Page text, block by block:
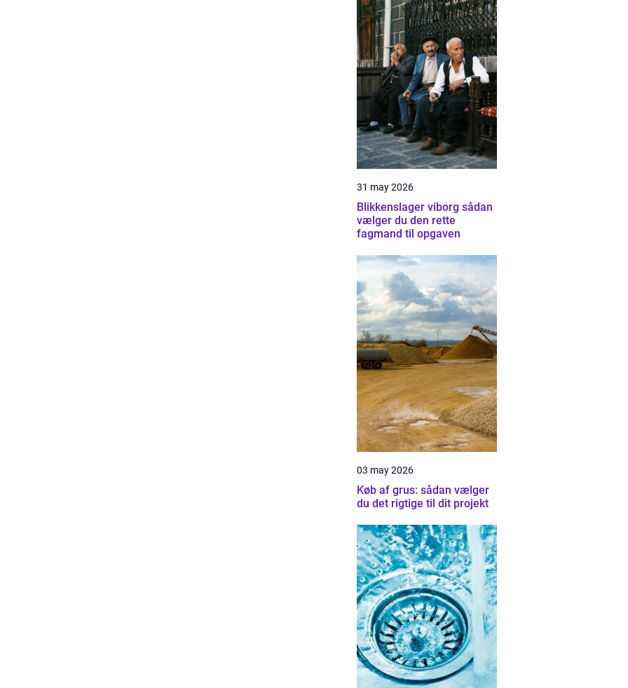
31 may 2026
Blikkenslager viborg sådan
vælger du den rette
fagmand til opgaven
03 may 2026
Køb af grus: sådan vælger
du det rigtige til dit projekt